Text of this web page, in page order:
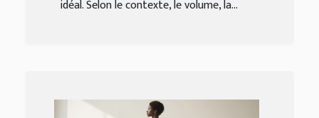
idéal. Selon le contexte, le volume, la...